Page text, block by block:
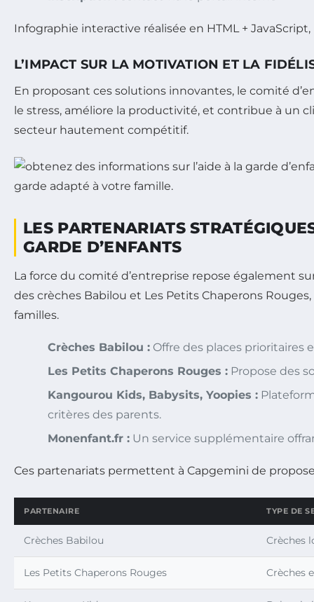
Infographie interactive réalisée en HTML +
L’IMPACT SUR LA MOTIVATION ET LA
En proposant ces solutions innovantes, le comité
le stress, améliore la productivité, et contribue à un
secteur hautement compétitif.
LES PARTENARIATS
GARDE D’ENFANTS
La force du comité d’entreprise repose également
des crèches Babilou et Les Petits Chaperons
familles.
Crèches Babilou : Offre des places prioritaires
Les Petits Chaperons Rouges : Propose des
Kangourou Kids, Babysits, Yoopies :
critères des parents.
Monenfant.fr : Un service supplémentaire
Ces partenariats permettent à Capgemini de
PARTENAIRE TYPE DE
Crèches Babilou Crèches
Les Petits Chaperons Rouges Crèches